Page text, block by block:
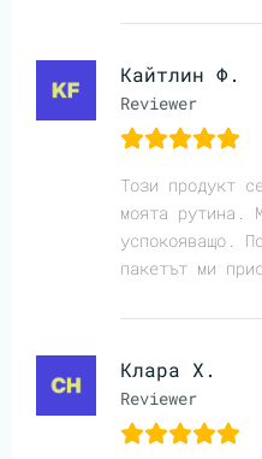
Кайтлин Ф.
Reviewer
Този продукт
моята рутина.
успокояващо.
пакетът ми
Клара Х.
Reviewer